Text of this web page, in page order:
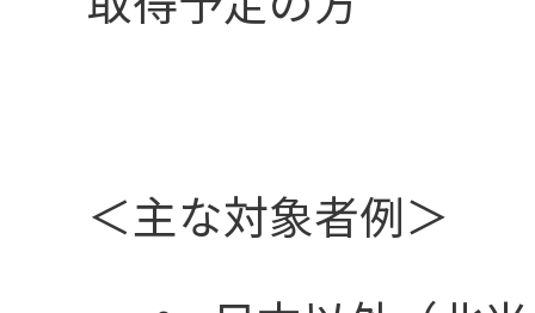
_営業
_事務系職種
＜主な対象者例＞